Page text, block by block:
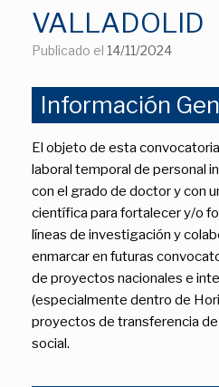
VALLADOLID
Publicado el 14/11/2024
Información
El objeto de esta
laboral temporal de personal
con el grado de doctor y con
científica para fortalecer y/o
líneas de investigación y
enmarcar en futuras
de proyectos nacionales e
(especialmente dentro de
proyectos de transferencia
social.